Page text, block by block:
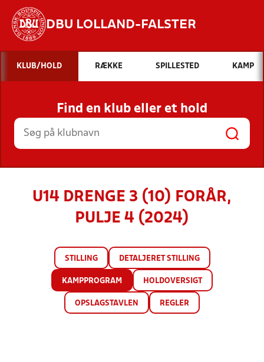
DBU LOLLAND-FALSTER
Hvad vil du søge efter?
INDHOLD OG NYHEDER
STILLINGER, RESULTATER, KLUBBER OG
HOLD
KLUB/HOLD RÆKKE SPILLESTED KAMP
Find en klub eller et hold
U14 DRENGE 3 (10) FORÅR,
PULJE 4 (2024)
STILLING DETALJERET STILLING
KAMPPROGRAM HOLDOVERSIGT
OPSLAGSTAVLEN REGLER